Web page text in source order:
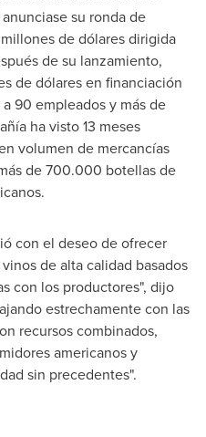
su ronda de
de dólares dirigida
de su lanzamiento,
de dólares en financiación
90 empleados y más de
ha visto 13 meses
volumen de mercancías
de 700.000 botellas de
con el deseo de ofrecer
de alta calidad basados
con los productores", dijo
estrechamente con las
recursos combinados,
americanos y
sin precedentes".